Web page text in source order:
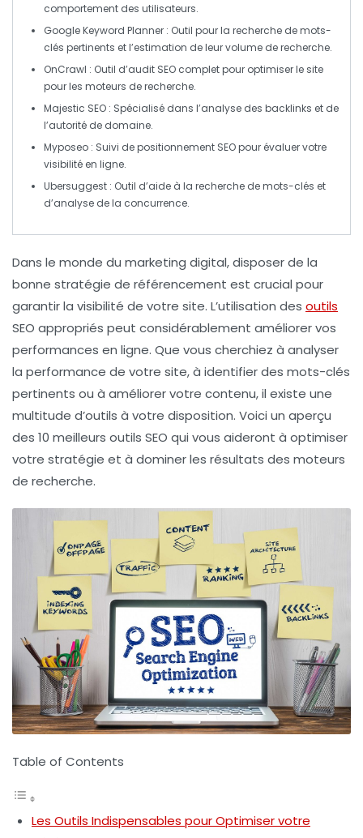
comportement des utilisateurs.
Google Keyword Planner : Outil pour la recherche demots-
clés pertinents et l’estimation de leur volume de recherche.
OnCrawl : Outil d’audit SEO complet pour optimiser le site
pour les moteurs de recherche.
Majestic SEO : Spécialisé dans l’analyse des backlinks et de
l’autorité de domaine.
Myposeo : Suivi depositionnement SEOpour évaluer votre
visibilité en ligne.
Ubersuggest : Outil d’aide à la recherche demots-clés et
d’analyse de la concurrence.
Dans le monde du marketing digital, disposer de la
bonne stratégie de référencement est crucial pour
garantir la visibilité de votre site. L’utilisation des outils
SEO appropriés peut considérablement améliorer vos
performances en ligne. Que vous cherchiez à analyser
la performance de votre site, à identifier des mots-clés
pertinents ou à améliorer votre contenu, il existe une
multitude d’outils à votre disposition. Voici un aperçu
des 10 meilleurs outils SEO qui vous aideront à optimiser
votre stratégie et à dominer les résultats des moteurs
de recherche.
Table of Contents
Les Outils Indispensables pour Optimiser votre